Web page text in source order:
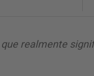
realmente